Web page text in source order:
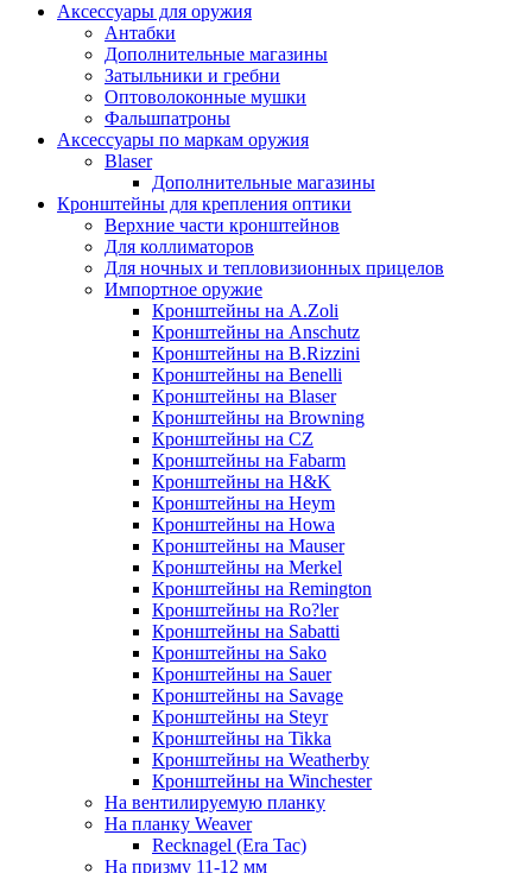
Аксессуары для оружия
Антабки
Дополнительные магазины
Затыльники и гребни
Оптоволоконные мушки
Фальшпатроны
Аксессуары по маркам оружия
Blaser
Дополнительные магазины
Кронштейны для крепления оптики
Верхние части кронштейнов
Для коллиматоров
Для ночных и тепловизионных прицелов
Импортное оружие
Кронштейны на A.Zoli
Кронштейны на Anschutz
Кронштейны на B.Rizzini
Кронштейны на Benelli
Кронштейны на Blaser
Кронштейны на Browning
Кронштейны на CZ
Кронштейны на Fabarm
Кронштейны на H&K
Кронштейны на Heym
Кронштейны на Howa
Кронштейны на Mauser
Кронштейны на Merkel
Кронштейны на Remington
Кронштейны на Ro?ler
Кронштейны на Sabatti
Кронштейны на Sako
Кронштейны на Sauer
Кронштейны на Savage
Кронштейны на Steyr
Кронштейны на Tikka
Кронштейны на Weatherby
Кронштейны на Winchester
На вентилируемую планку
На планку Weaver
Recknagel (Era Tac)
На призму 11-12 мм